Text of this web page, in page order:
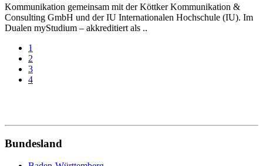
Kommunikation gemeinsam mit der Köttker Kommunikation &
Consulting GmbH und der IU Internationalen Hochschule (IU). Im
Dualen myStudium – akkreditiert als ..
1
2
3
4
Bundesland